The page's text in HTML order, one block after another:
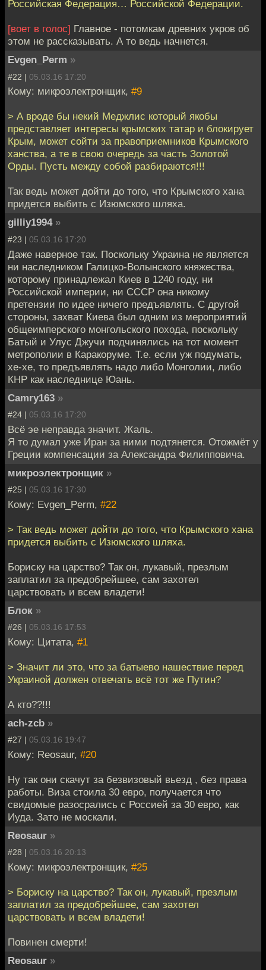
Российская Федерация… Российской Федерации.
[воет в голос] Главное - потомкам древних укров об
этом не рассказывать. А то ведь начнется.
Evgen_Perm »
#22 | 05.03.16 17:20
Кому: микроэлектронщик, #9
> А вроде бы некий Меджлис который якобы
представляет интересы крымских татар и блокирует
Крым, может сойти за правоприемников Крымского
ханства, а те в свою очередь за часть Золотой
Орды. Пусть между собой разбираются!!!
Так ведь может дойти до того, что Крымского хана
придется выбить с Изюмского шляха.
gilliy1994 »
#23 | 05.03.16 17:20
Даже наверное так. Поскольку Украина не является
ни наследником Галицко-Волынского княжества,
которому принадлежал Киев в 1240 году, ни
Российской империи, ни СССР она никому
претензии по идее ничего предъявлять. С другой
стороны, захват Киева был одним из мероприятий
общеимперского монгольского похода, поскольку
Батый и Улус Джучи подчинялись на тот момент
метрополии в Каракоруме. Т.е. если уж подумать,
хе-хе, то предъявлять надо либо Монголии, либо
КНР как наследнице Юань.
Camry163 »
#24 | 05.03.16 17:20
Всё эе неправда значит. Жаль.
Я то думал уже Иран за ними подтянется. Отожмёт у
Греции компенсации за Александра Филипповича.
микроэлектронщик »
#25 | 05.03.16 17:30
Кому: Evgen_Perm, #22
> Так ведь может дойти до того, что Крымского хана
придется выбить с Изюмского шляха.
Бориску на царство? Так он, лукавый, презлым
заплатил за предобрейшее, сам захотел
царствовать и всем владети!
Блок »
#26 | 05.03.16 17:53
Кому: Цитата, #1
> Значит ли это, что за батыево нашествие перед
Украиной должен отвечать всё тот же Путин?
А кто??!!!
ach-zcb »
#27 | 05.03.16 19:47
Кому: Reosaur, #20
Ну так они скачут за безвизовый вьезд , без права
работы. Виза стоила 30 евро, получается что
свидомые разосрались с Россией за 30 евро, как
Иуда. Зато не москали.
Reosaur »
#28 | 05.03.16 20:13
Кому: микроэлектронщик, #25
> Бориску на царство? Так он, лукавый, презлым
заплатил за предобрейшее, сам захотел
царствовать и всем владети!
Повинен смерти!
Reosaur »